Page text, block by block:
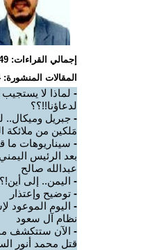
إجمالي القراءات: 1,937,549
المقالات المنشورة: 304
- لماذا لا يستجيب
لدعاؤنا!!؟؟
- جبريل وميكال..
مَلكين من ملائكة
- سيناريوهات ما
بعد الرئيس
عبدالله صالح
- اليمن.. إلى أين!؟
- توضيح وإعتذار
- اليوم الموعود
نظام آل سعود
- الآن ستتكشف
قتل محمد أنور